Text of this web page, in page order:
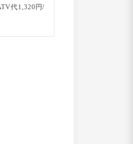
代1,320円/